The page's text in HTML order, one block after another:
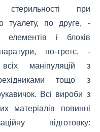
стерильності при
туалету, по друге, -
і блоків
по-третє, -
маніпуляцій з
тощо з
Всі вироби з
матеріалів повинні
підготовку: